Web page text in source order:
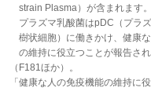
strain Plasma）が含まれます。
プラズマ乳酸菌はpDC（プラ
樹状細胞）に働きかけ、健康
の維持に役立つことが報告され
（F181ほか）。
「健康な人の免疫機能の維持に役